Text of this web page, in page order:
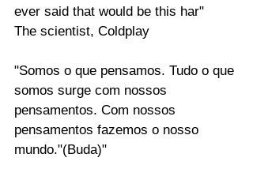
ever said that would be this har"
The scientist, Coldplay
"Somos o que pensamos. Tudo o que
somos surge com nossos
pensamentos. Com nossos
pensamentos fazemos o nosso
mundo."(Buda)"